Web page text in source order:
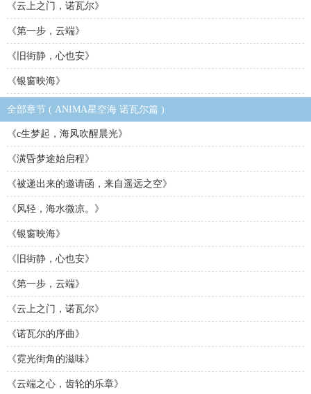
《云上之门，诺瓦尔》
《第一步，云端》
《旧街静，心也安》
《银窗映海》
全部章节 ( ANIMA星空海 诺瓦尔篇 )
《c生梦起，海风吹醒晨光》
《潢昏梦途始启程》
《被递出来的邀请函，来自遥远之空》
《风轻，海水微凉。》
《银窗映海》
《旧街静，心也安》
《第一步，云端》
《云上之门，诺瓦尔》
《诺瓦尔的序曲》
《霓光街角的滋味》
《云端之心，齿轮的乐章》